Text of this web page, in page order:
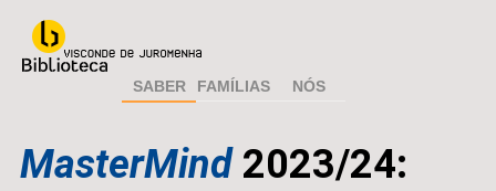
SABER FAMÍLIAS NÓS
MasterMind2023/24: